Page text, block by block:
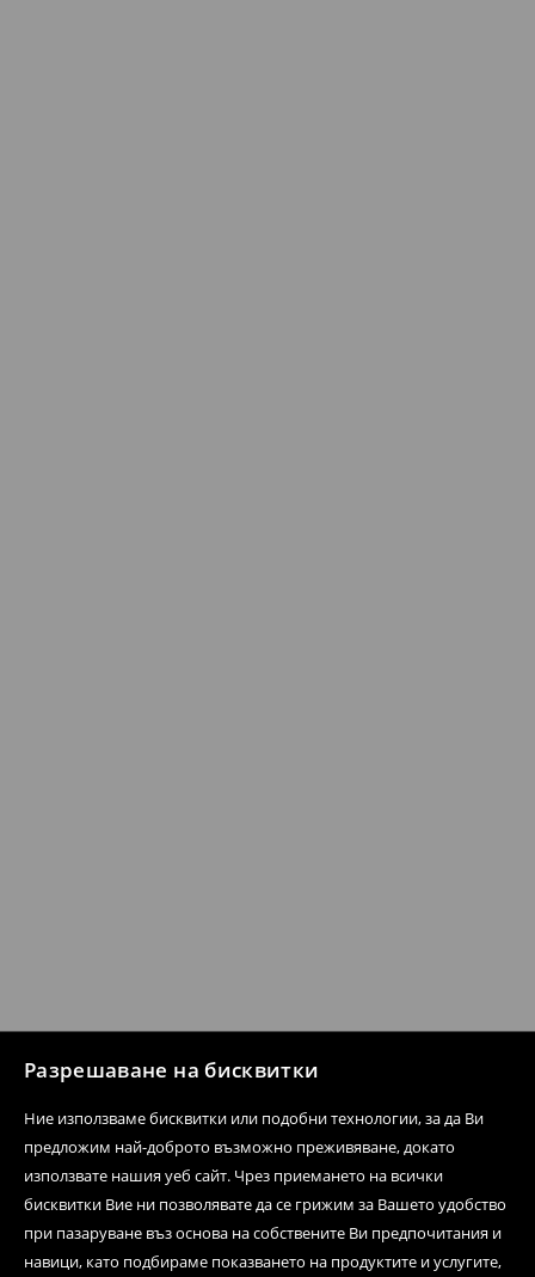
Разрешаване на бисквитки
Ние използваме бисквитки или подобни технологии, за да Ви
предложим най-доброто възможно преживяване, докато
използвате нашия уеб сайт. Чрез приемането на всички
бисквитки Вие ни позволявате да се грижим за Вашето удобство
при пазаруване въз основа на собствените Ви предпочитания и
навици, като подбираме показването на продуктите и услугите,